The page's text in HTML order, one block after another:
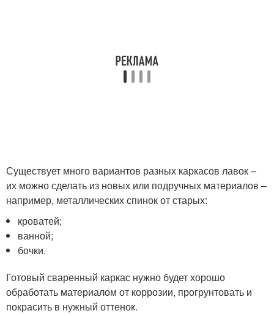
Существует много вариантов разных каркасов лавок –
их можно сделать из новых или подручных материалов –
например, металлических спинок от старых:
кроватей;
ванной;
бочки.
Готовый сваренный каркас нужно будет хорошо
обработать материалом от коррозии, прогрунтовать и
покрасить в нужный оттенок.